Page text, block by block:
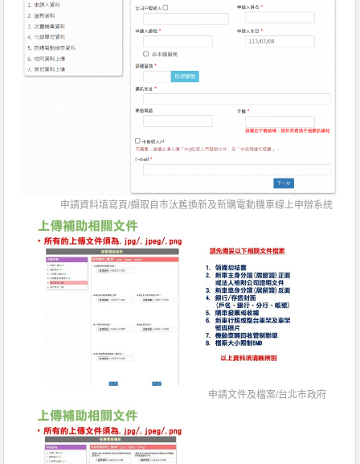
申請資料填寫頁/擷取自市汰舊換新及新購電動機車線上申辦系統
申請文件及檔案/台北市政府